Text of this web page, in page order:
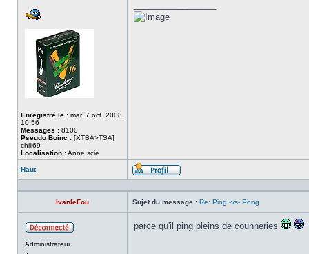
Enregistré le : mar. 7 oct. 2008,
10:56
Messages : 8100
Pseudo Boinc : [XTBA>TSA]
chili69
Localisation :Anne scie
Haut
Profil
IvanleFou Sujet du message : Re: Ping -vs- Pong
Administrateur
parce qu'il ping pleins de counneries